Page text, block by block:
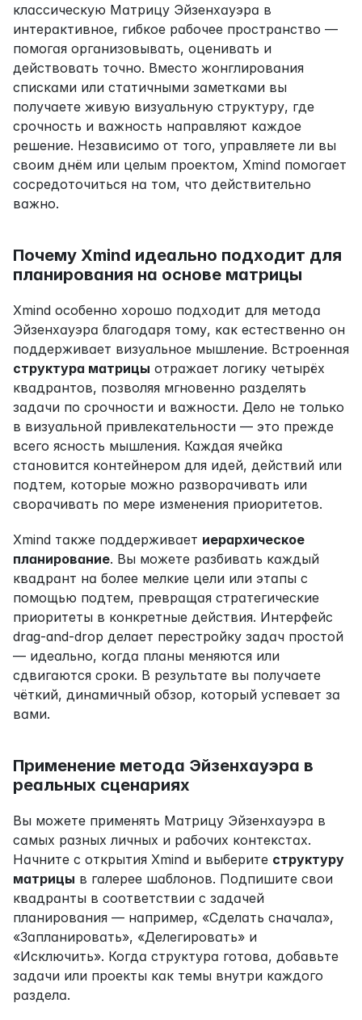
классическую Матрицу Эйзенхауэра в
интерактивное, гибкое рабочее пространство —
помогая организовывать, оценивать и
действовать точно. Вместо жонглирования
списками или статичными заметками вы
получаете живую визуальную структуру, где
срочность и важность направляют каждое
решение. Независимо от того, управляете ли вы
своим днём или целым проектом, Xmind помогает
сосредоточиться на том, что действительно
важно.
Почему Xmind идеально подходит для
планирования на основе матрицы
Xmind особенно хорошо подходит для метода
Эйзенхауэра благодаря тому, как естественно он
структура матрицы отражает логику четырёх
квадрантов, позволяя мгновенно разделять
задачи по срочности и важности. Дело не только
в визуальной привлекательности — это прежде
всего ясность мышления. Каждая ячейка
становится контейнером для идей, действий или
подтем, которые можно разворачивать или
сворачивать по мере изменения приоритетов.
Xmind также поддерживает иерархическое
планирование. Вы можете разбивать каждый
квадрант на более мелкие цели или этапы с
помощью подтем, превращая стратегические
приоритеты в конкретные действия. Интерфейс
drag-and-drop делает перестройку задач простой
— идеально, когда планы меняются или
сдвигаются сроки. В результате вы получаете
чёткий, динамичный обзор, который успевает за
вами.
Применение метода Эйзенхауэра в
реальных сценариях
Вы можете применять Матрицу Эйзенхауэра в
самых разных личных и рабочих контекстах.
Начните с открытия Xmind и выберите структуру
матрицы в галерее шаблонов. Подпишите свои
квадранты в соответствии с задачей
планирования — например, «Сделать сначала»,
«Запланировать», «Делегировать» и
«Исключить». Когда структура готова, добавьте
задачи или проекты как темы внутри каждого
раздела.